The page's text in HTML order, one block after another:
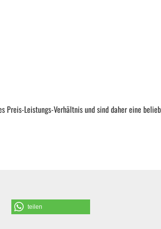
Preis-Leistungs-Verhältnis und sind daher eine
teilen